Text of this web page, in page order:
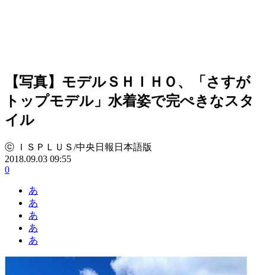
【写真】モデルＳＨＩＨＯ、「さすが
トップモデル」水着姿で完ぺきなスタ
イル
ⓒ ＩＳＰＬＵＳ/中央日報日本語版
2018.09.03 09:55
0
あ
あ
あ
あ
あ